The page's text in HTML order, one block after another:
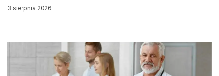
3 sierpnia 2026